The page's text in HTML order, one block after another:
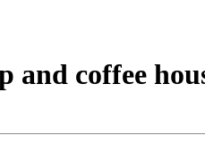
and coffee